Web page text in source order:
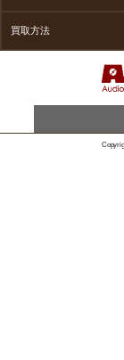
買取方法